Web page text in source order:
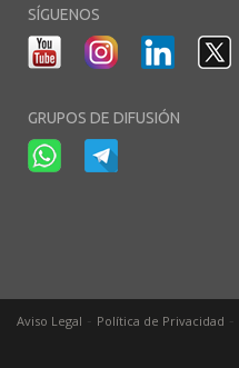
SÍGUENOS
GRUPOS DE DIFUSIÓN
Aviso Legal Política de Privacidad